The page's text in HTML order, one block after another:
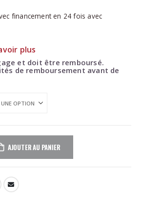
financement en 24 fois avec
plus
et doit être remboursé.
de remboursement avant de
AJOUTER AU PANIER